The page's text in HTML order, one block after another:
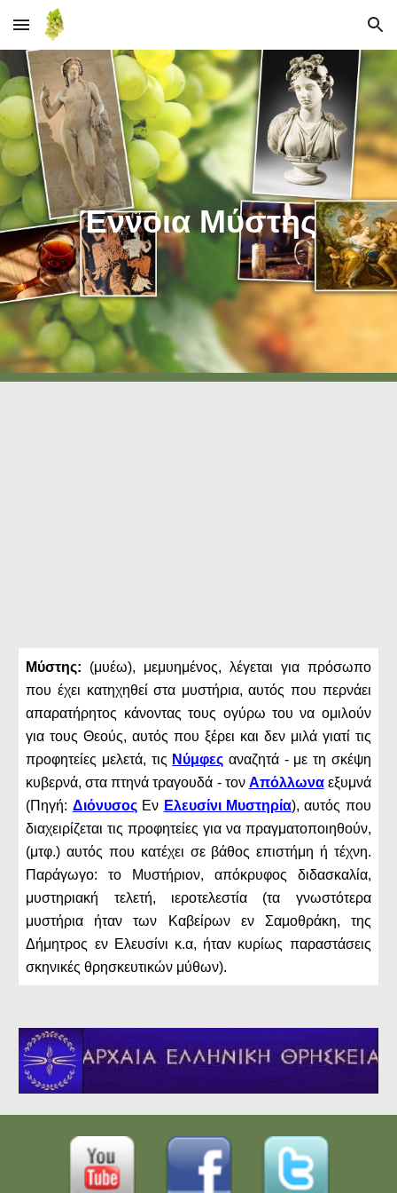
Skip to main content Skip to navigation
Έννοια Μύστης
Μύστης: (μυέω), μεμυημένος, λέγεται για πρόσωπο
που έχει κατηχηθεί στα μυστήρια, αυτός που περνάει
απαρατήρητος κάνοντας τους oγύρω του να ομιλούν
για τους Θεούς, αυτός που ξέρει και δεν μιλά γιατί τις
προφητείες μελετά, τις Νύμφες αναζητά - με τη σκέψη
κυβερνά, στα πτηνά τραγουδά - τον Απόλλωναεξυμνά
(Πηγή: ΔιόνυσοςΕν Ελευσίνι Μυστηρία), αυτός που
διαχειρίζεται τις προφητείες για να πραγματοποιηθούν,
(μτφ.) αυτός που κατέχει σε βάθος επιστήμη ή τέχνη.
Παράγωγο: το Μυστήριον, απόκρυφος διδασκαλία,
μυστηριακή τελετή, ιεροτελεστία (τα γνωστότερα
μυστήρια ήταν των Καβείρων εν Σαμοθράκη, της
Δήμητρος εν Ελευσίνι κ.α, ήταν κυρίως παραστάσεις
σκηνικές θρησκευτικών μύθων).